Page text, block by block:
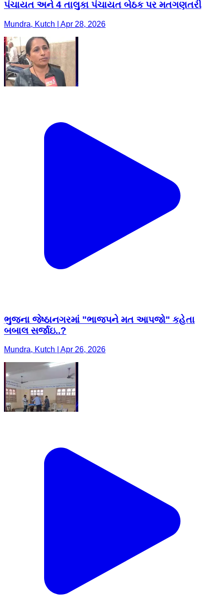
પંચાયત અને 4 તાલુકા પંચાયત બેઠક પર મતગણતરી
Mundra, Kutch | Apr 28, 2026
ભુજના જેષ્ઠાનગરમાં "ભાજપને મત આપજો" કહેતા
બબાલ સર્જાઇ..?
Mundra, Kutch | Apr 26, 2026